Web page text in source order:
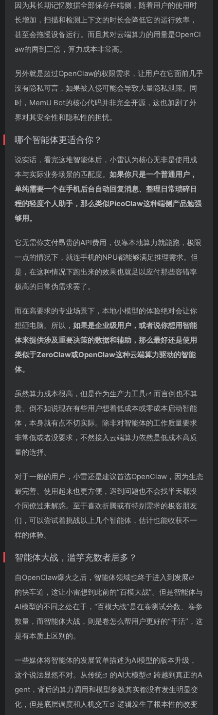
因为其长期记忆数据全部保存在端侧，随着用户的使用时
长增加，扫描和检测上下文的时长会降低它的运行效率，
甚至会拖慢设备运行。而且其对云端算力的用量是OpenCl
aw的两到三倍，算力成本非常高。
另外就是超过OpenClaw的权限需求，让用户在它面前几乎
没有隐私可言，如果被入侵可能会导致大量隐私泄露。同
时，MemU Bot的核心代码并非完全开源，这也加剧了外
界对其安全性和隐私性的担忧。
哪个智能体更适合你？
说实话，看完这堆智能体后，小雷认为核心无非是使用成
本与实际业务场景的匹配度。 如果你只是一个普通用户，
单纯需要一个在手机后台自动回复消息、整理日常琐碎日
程的轻度个人助手，那么类似PicoClaw这种端侧产品勉强
够用。
它无需你支付昂贵的API费用，仅靠本地算力就能跑，极限
一点的情况下，就连手机的NPU都能够满足推理需求。但
是，在这种情况下跑出来的效果也就足以应付那些容错率
极高的日常伪需求罢了。
而在高要求的专业场景下，本地小模型的体验绝对会让你
想砸电脑。所以， 如果是企业级用户，或者说你想用智能
体来提供涉及重要决策的数据和辅助，那么最好还是使用
类似于ZeroClaw或OpenClaw这种云端算力驱动的智能
体。
虽然算力成本很高，但是作为生产力工具
而言倒也不算
贵。倒不如说现在有些用户想着低成本或零成本启动智能
体，本身就有点不切实际。除非对智能体的工作质量要求
非常低或者没要求，不然接入云端算力依然是低成本高质
量的选择。
对于一般的用户，小雷还是建议首选OpenClaw，因为生态
最完善、使用起来也更方便，遇到问题也不会找半天都没
个同僚过来解惑。至于喜欢折腾或有特别需求的极客朋友
们，可以尝试着挑战以上几个智能体，估计也能收获不一
样的体验。
智能体大战，滥竽充数者居多？
自OpenClaw爆火之后，智能体领域也终于进入到 发展
的快车道，这让小雷想到此前的“百模大战”。但是智能体与
AI模型的不同之处在于，“百模大战”是在卷测试分数、卷参
数量，而智能体大战，则是卷怎么帮用户更好的“干活”，这
是有本质上区别的。
一些媒体将智能体的发展简单描述为AI模型的版本升级，
这个说法显然不对。从传统 的AI大模型
跨越到真正的A
gent，背后的算力调用和模型参数其实都没有发生明显变
化，但是底层调度和人机交互 逻辑发生了根本性的改变